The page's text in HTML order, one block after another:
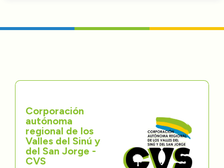
Transparencia
Participa
Trámites y Servicios
Contáctenos
Corporación
autónoma
regional de los
Valles del Sinú y
del San Jorge -
CVS